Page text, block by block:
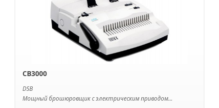
CB3000
DSB
Мощный брошюровщик с электрическим приводом...